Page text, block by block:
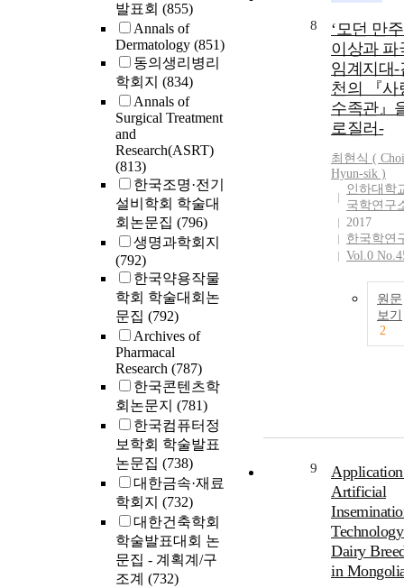
발표회 (855)
Annals of
Dermatology (851)
동의생리병리
학회지 (834)
Annals of
Surgical Treatment
and
Research(ASRT)
(813)
한국조명·전기
설비학회 학술대
회논문집 (796)
생명과학회지
(792)
한국약용작물
학회 학술대회논
문집 (792)
Archives of
Pharmacal
Research (787)
한국콘텐츠학
회논문지 (781)
한국컴퓨터정
보학회 학술발표
논문집 (738)
대한금속·재료
학회지 (732)
대한건축학회
학술발표대회 논
문집 - 계획계/구
조계 (732)
8
‘모던 만주
이상과 파
임계지대-
천의 『사
수족관』
로질러-
최현식 ( Choi
Hyun-sik )
인하대학
국학연구
2017
한국학연
Vol.0
원문
보기
2
9
Artificial
Dairy
in